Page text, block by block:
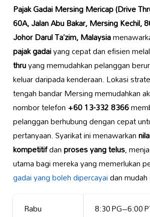
Pajak Gadai Mersing Mericap (Drive
60A, Jalan Abu Bakar, Mersing Kechil,
Johor Darul Ta’zim, Malaysia
pajak gadaiyang cepat dan efisien
thruyang memudahkan pelanggan
keluar daripada kenderaan. Lokasi
tengah bandar Mersing memudahkan
nombor telefon+60 13-332 8366
pelanggan berhubung dengan cepat
pertanyaan. Syarikat ini menawarkan
kompetitifdanproses yang telus,
utama bagi mereka yang memerlukan
gadai yang boleh dipercayaidan
Rabu
8:30 PG–6:00